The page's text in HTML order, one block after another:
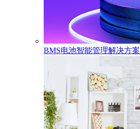
BMS电池智能管理解决方案